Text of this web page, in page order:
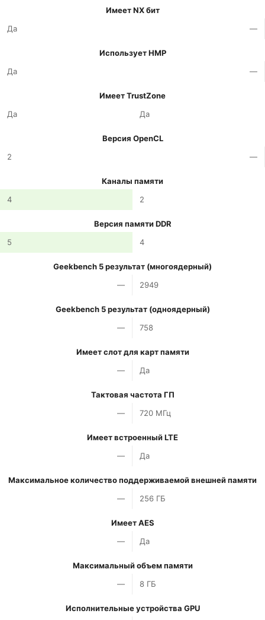
Имеет NX бит
Да
—
Использует HMP
Да
—
Имеет TrustZone
Да
Да
Версия OpenCL
2
—
Каналы памяти
4
2
Версия памяти DDR
5
4
Geekbench 5 результат (многоядерный)
—
2949
Geekbench 5 результат (одноядерный)
—
758
Имеет слот для карт памяти
—
Да
Тактовая частота ГП
—
720 МГц
Имеет встроенный LTE
—
Да
Максимальное количество поддерживаемой внешней памяти
—
256 ГБ
Имеет AES
—
Да
Максимальный объем памяти
—
8 ГБ
Исполнительные устройства GPU